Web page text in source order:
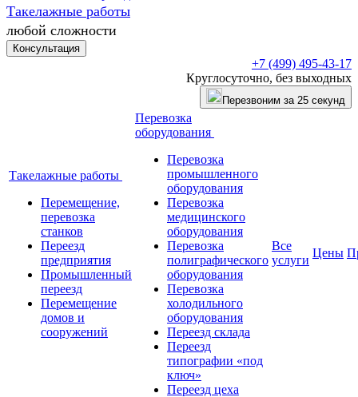
Такелажные работы
любой сложности
Консультация
+7 (499) 495-43-17
Круглосуточно, без выходных
Перезвоним за 25 секунд
Такелажные работы
Перемещение,
перевозка
станков
Переезд
предприятия
Промышленный
переезд
Перемещение
домов и
сооружений
Перевозка
оборудования
Перевозка
промышленного
оборудования
Перевозка
медицинского
оборудования
Перевозка
полиграфического
оборудования
Перевозка
холодильного
оборудования
Переезд склада
Переезд
типографии «под
ключ»
Переезд цеха
Все
услуги
Цены